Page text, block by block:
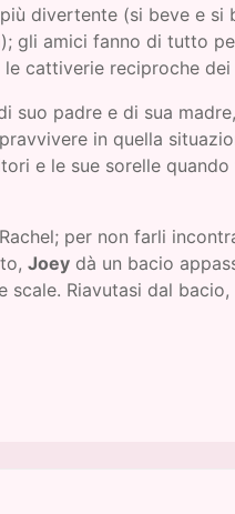
divertente (si beve e si
gli amici fanno di tutto
cattiverie reciproche dei
suo padre e di sua
in quella
e le sue sorelle quando
per non farli
Joey dà un bacio
Riavutasi dal